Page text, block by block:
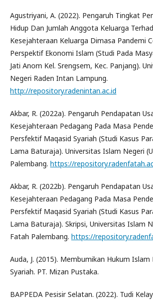
Agustriyani, A. (2022). Pengaruh Tingkat
Hidup Dan Jumlah Anggota Keluarga
Kesejahteraan Keluarga Dimasa Pandemi
Perspektif Ekonomi Islam (Studi Pada
Jati Anom Kel. Srengsem, Kec. Panjang).
Negeri Raden Intan Lampung.
http://repository.radenintan.ac.id
Akbar, R. (2022a). Pengaruh Pendapatan
Kesejahteraan Pedagang Pada Masa
Persfektif Maqasid Syariah (Studi Kasus
Lama Baturaja). Universitas Islam Negeri
Palembang. https://
Akbar, R. (2022b). Pengaruh Pendapatan
Kesejahteraan Pedagang Pada Masa
Persfektif Maqasid Syariah (Studi Kasus
Lama Baturaja). Skripsi, Universitas Islam
Fatah Palembang. https://
Auda, J. (2015). Membumikan Hukum
Syariah. PT. Mizan Pustaka.
BAPPEDA Pesisir Selatan. (2022). Tudi